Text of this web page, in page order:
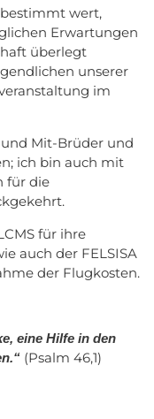
wert,
Erwartungen
überlegt
unserer
im
Mit-Brüder und
ich bin auch mit
für die
für ihre
auch der FELSISA
der Flugkosten.
eine Hilfe in den
(Psalm 46,1)